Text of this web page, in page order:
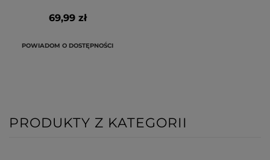
69,99 zł
POWIADOM O DOSTĘPNOŚCI
PRODUKTY Z KATEGORII